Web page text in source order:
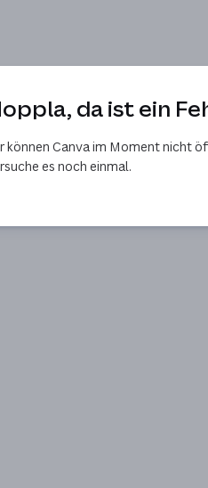
da ist ein
können Canva im Moment nicht
es noch einmal.